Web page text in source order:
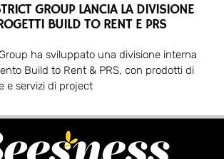
GROUP LANCIA LA DIVISIONE
BUILD TO RENT E PRS
ha sviluppato una divisione interna
Build to Rent & PRS, con prodotti di
e servizi di project